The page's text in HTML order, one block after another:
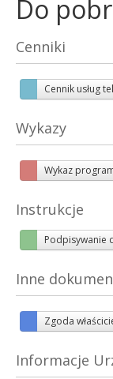
Cennik
Dla biznesu
Opis usługi
Cennik
Wykaz
Opis usługi
Do
Cenniki
Cennik usług
Wykazy
Wykaz
Instrukcje
Podpisywanie
Inne
Zgoda
Informacje